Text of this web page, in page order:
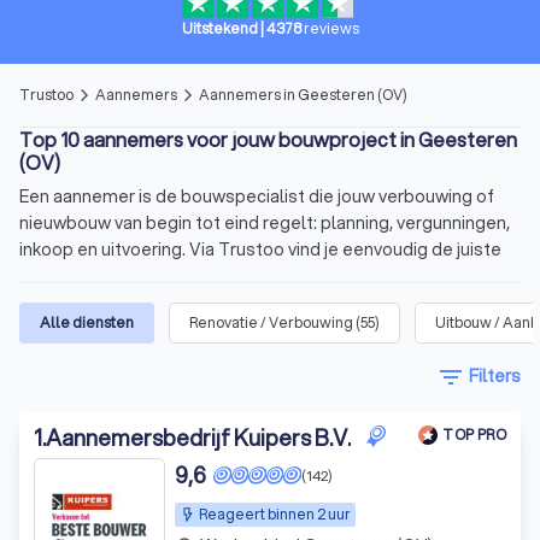
Uitstekend| 4378 reviews
Trustoo arrow_forward_ios Aannemers arrow_forward_ios Aannemers in Geesteren (OV)
Top 10 aannemers voor jouw bouwproject in Geesteren
(OV)
Een aannemer is de bouwspecialist die jouw verbouwing of
nieuwbouw van begin tot eind regelt: planning, vergunningen,
inkoop en uitvoering. Via Trustoo vind je eenvoudig de juiste
Geesteren (OV), lees 1000+ recensies en vraag met één klik
meerdere offertes aan.
Voor allerlei soorten bouwprojecten: verbouwing,
uitbreiding of nieuwbouw.
De aannemer overziet hetbouwproces
uitvoering
en heeftcontact met
Alle diensten Renovatie / Verbouwing (55) Uitbouw /
filter_list Filters
1.Aannemersbedrijf Kuipers B.V. TOP PRO
Reageert binnen 2 uur
(142)
9,6